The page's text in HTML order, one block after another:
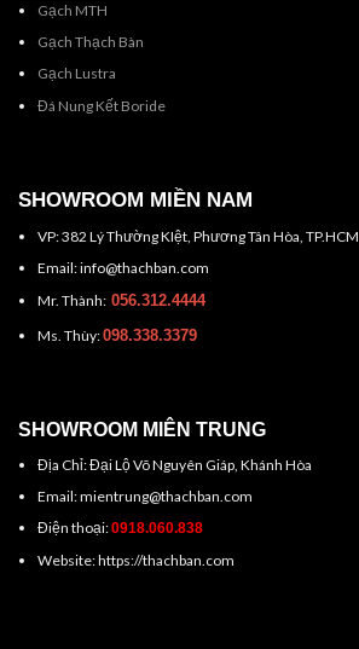
Gạch MTH
Gạch Thạch Bàn
Gạch Lustra
Đá Nung Kết Boride
SHOWROOM MIỀN NAM
VP: 382 Lý Thường KIệt, Phương Tân Hòa, TP.HCM
Email: info@thachban.com
Mr. Thành:056.312.4444
Ms. Thùy:098.338.3379
SHOWROOM MIÊN TRUNG
Địa Chỉ: Đại Lộ Võ Nguyên Giáp, Khánh Hòa
Email: mientrung@thachban.com
Điện thoại:0918.060.838
Website: https://thachban.com